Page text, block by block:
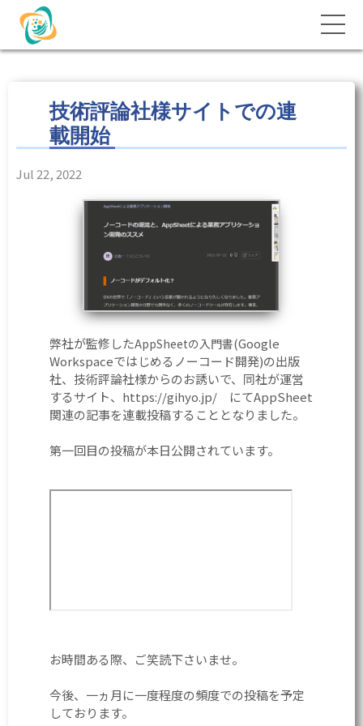
技術評論社様サイトでの連
載開始
Jul 22, 2022
弊社が監修したAppSheetの入門書(Google
Workspaceではじめるノーコード開発)の出版
社、技術評論社様からのお誘いで、同社が運営
するサイト、https://gihyo.jp/ にてAppSheet
関連の記事を連載投稿することとなりました。
第一回目の投稿が本日公開されています。
お時間ある際、ご笑読下さいませ。
今後、一ヵ月に一度程度の頻度での投稿を予定
しております。